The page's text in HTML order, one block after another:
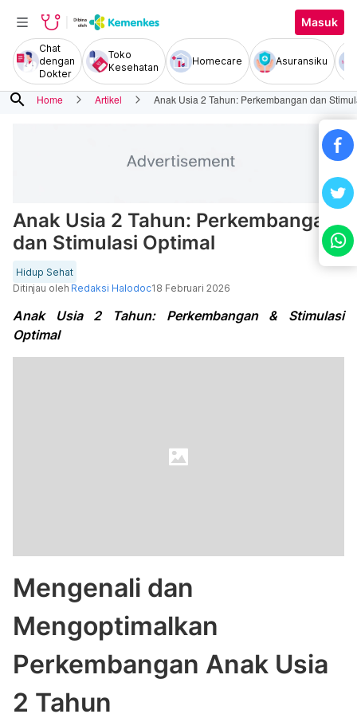
Masuk
Chat
dengan
Dokter
Toko
Kesehatan
Homecare Asuransiku
search Home Artikel Anak Usia 2 Tahun: Perkembangan dan
Anak Usia 2 Tahun: Perkembangan
dan Stimulasi Optimal
Hidup Sehat
Ditinjau oleh Redaksi Halodoc18 Februari 2026
Anak Usia 2 Tahun: Perkembangan & Stimulasi
Optimal
Mengenali dan
Mengoptimalkan
Perkembangan Anak Usia
2 Tahun